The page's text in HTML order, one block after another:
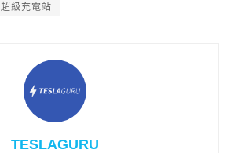
超級充電站
TESLAGURU